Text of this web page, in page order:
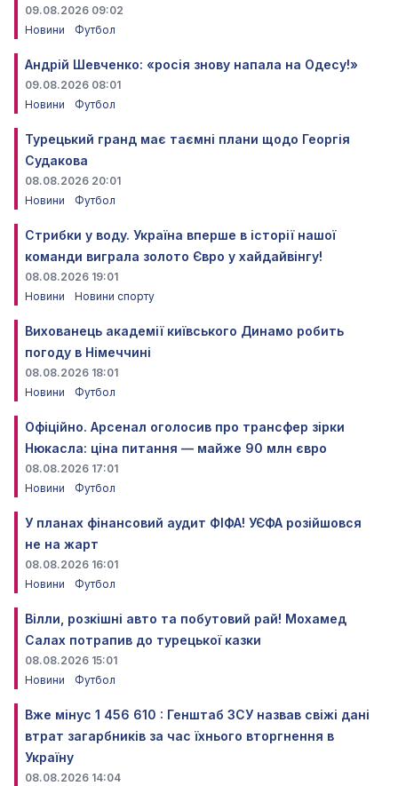
09.08.2026 09:02
Новини
Футбол
Андрій Шевченко: «росія знову напала на Одесу!»
09.08.2026 08:01
Новини
Футбол
Турецький гранд має таємні плани щодо Георгія
Судакова
08.08.2026 20:01
Новини
Футбол
Стрибки у воду. Україна вперше в історії нашої
команди виграла золото Євро у хайдайвінгу!
08.08.2026 19:01
Новини
Новини спорту
Вихованець академії київського Динамо робить
погоду в Німеччині
08.08.2026 18:01
Новини
Футбол
Офіційно. Арсенал оголосив про трансфер зірки
Нюкасла: ціна питання — майже 90 млн євро
08.08.2026 17:01
Новини
Футбол
У планах фінансовий аудит ФІФА! УЄФА розійшовся
не на жарт
08.08.2026 16:01
Новини
Футбол
Вілли, розкішні авто та побутовий рай! Мохамед
Салах потрапив до турецької казки
08.08.2026 15:01
Новини
Футбол
Вже мінус 1 456 610 : Генштаб ЗСУ назвав свіжі дані
втрат загарбників за час їхнього вторгнення в
Україну
08.08.2026 14:04